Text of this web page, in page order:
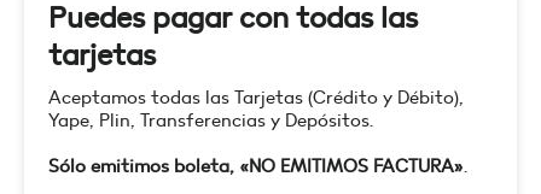
Puedes pagar con todas las
tarjetas
Aceptamos todas las Tarjetas (Crédito y Débito),
Yape, Plin, Transferencias y Depósitos.
Sólo emitimos boleta, «NO EMITIMOS FACTURA».